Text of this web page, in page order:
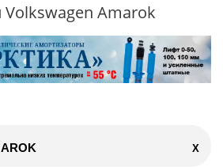
Volkswagen Amarok
X